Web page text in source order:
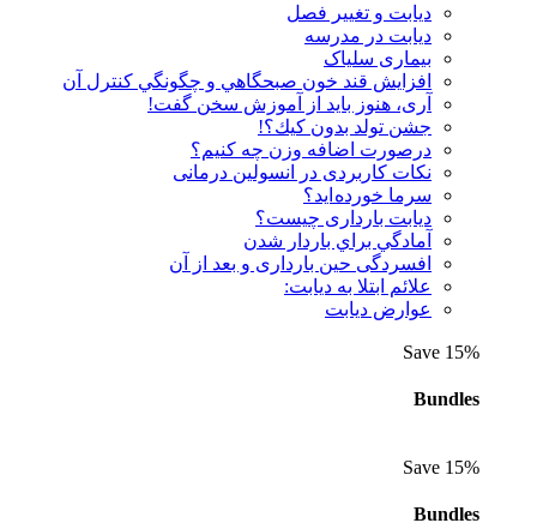
دیابت و تغییر فصل
دیابت در مدرسه
بیماری سلیاک
افزايش قند خون صبحگاهي و چگونگي كنترل آن
آری، هنوز باید از آموزش سخن گفت!
جشن تولد بدون كيك؟!
درصورت اضافه وزن چه کنیم؟
نكات كاربردی در انسولين درمانی
سرما خورده اید؟
دیابت بارداری چیست؟
آمادگي براي باردار شدن
افسردگی حین بارداری و بعد از آن
علائم ابتلا به دیابت:
عوارض ديابت
Save 15%
Bundles
Save 15%
Bundles